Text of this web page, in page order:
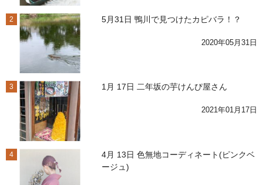
2 5月31日 鴨川で見つけたカピバラ！？
2020年05月31日
3 1月 17日 二年坂の芋けんぴ屋さん
2021年01月17日
4
4月 13日 色無地コーディネート(ピンクベ
ージュ)